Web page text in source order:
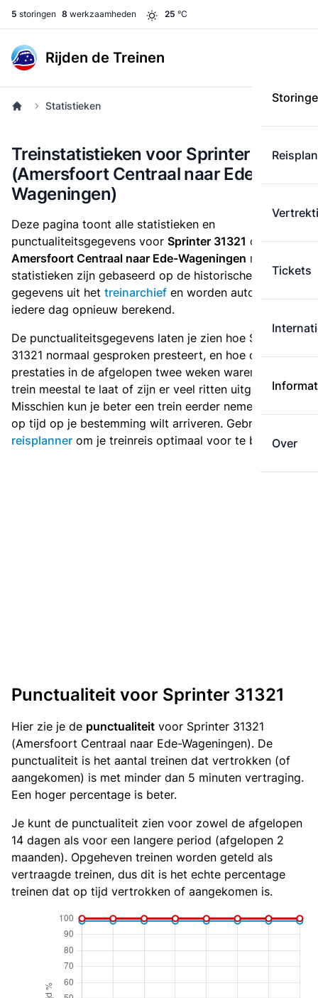
5 storingen 8 werkzaamheden 25 °C
Rijden de Treinen
Tickets
Over
Statistieken
Treinstatistieken voor Sprinter 31321
(Amersfoort Centraal naar Ede-
Wageningen)
Deze pagina toont alle statistieken en
punctualiteitsgegevens voor Sprinter 31321 dievan
Amersfoort Centraal naar Ede-Wageningen rijdt. Deze
statistieken zijn gebaseerd op de historische
gegevens uit het treinarchief en worden automatisch
iedere dag opnieuw berekend.
De punctualiteitsgegevens laten je zien hoe Sprinter
31321 normaal gesproken presteert, en hoe de
prestaties in de afgelopen twee weken waren. Is deze
trein meestal te laat of zijn er veel ritten uitgevallen?
Misschien kun je beter een trein eerder nemen als je
op tijd op je bestemming wilt arriveren. Gebruik de
reisplanner om je treinreis optimaal voor te bereiden.
Punctualiteit voor Sprinter 31321
Hier zie je de punctualiteit voor Sprinter 31321
(Amersfoort Centraal naar Ede-Wageningen). De
punctualiteit is het aantal treinen dat vertrokken (of
aangekomen) is met minder dan 5 minuten vertraging.
Een hoger percentage is beter.
Je kunt de punctualiteit zien voor zowel de afgelopen
14 dagen als voor een langere period (afgelopen 2
maanden). Opgeheven treinen worden geteld als
vertraagde treinen, dus dit is het echte percentage
treinen dat op tijd vertrokken of aangekomen is.